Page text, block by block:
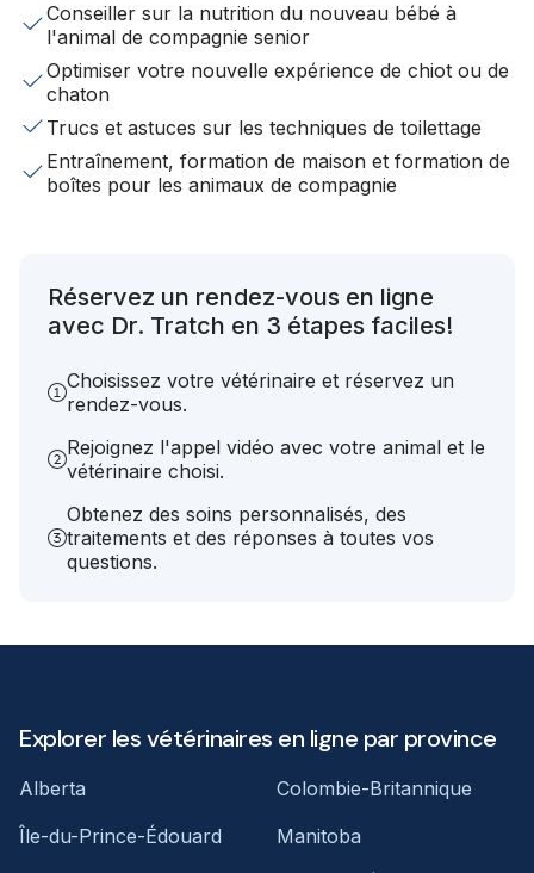
Conseiller sur la nutrition du nouveau bébé à
l'animal de compagnie senior
Optimiser votre nouvelle expérience de chiot ou de
chaton
Trucs et astuces sur les techniques de toilettage
Entraînement, formation de maison et formation de
boîtes pour les animaux de compagnie
Réservez un rendez-vous en ligne
avec Dr. Tratch en 3 étapes faciles!
Choisissez votre vétérinaire et réservez un
rendez-vous.
Rejoignez l'appel vidéo avec votre animal et le
vétérinaire choisi.
Obtenez des soins personnalisés, des
traitements et des réponses à toutes vos
questions.
Explorer les vétérinaires en ligne par province
Alberta
Colombie-Britannique
Île-du-Prince-Édouard
Manitoba